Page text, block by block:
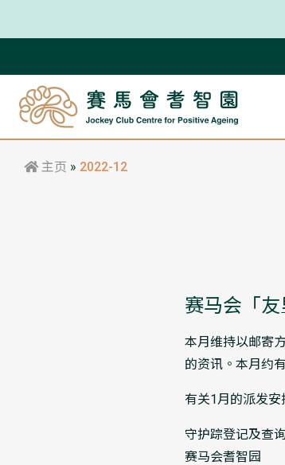
主页 » 2022-12
赛马会「友
本月维持以邮寄
的资讯。本月约
有关1月的派发安
守护踪登记及查询
赛马会耆智园